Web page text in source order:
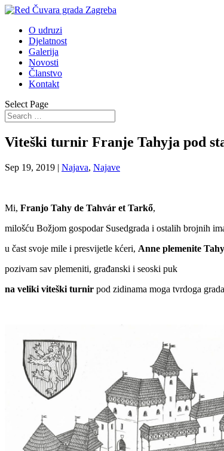
O udruzi
Djelatnost
Galerija
Novosti
Članstvo
Kontakt
Select Page
Viteški turnir Franje Tahyja pod
Sep 19, 2019 | Najava, Najave
Mi, Franjo Tahy de Tahvár et Tarkő,
milošću Božjom gospodar Susedgrada i ostalih brojnih
u čast svoje mile i presvijetle kćeri, Anne plemenite Tahy
pozivam sav plemeniti, građanski i seoski puk
na veliki viteški turnir pod zidinama moga tvrdoga grada